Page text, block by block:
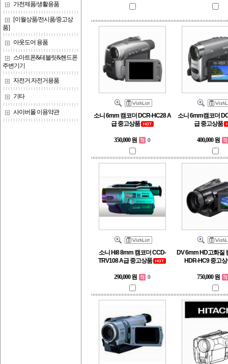
가전제품/생활용품
[이월상품/전시품/중고상
품]
아웃도어 용품
스마트폰&테블릿&핸드폰
주변기기
자전거.자전거용품
기타
사이버몰 이용약관
소니 6mm 캠코더 DCR-HC28 A
급 중고상품
350,000 원 0
소니 6mm캠코더
급 중고상품
400,000 원
소니 Hi8 8mm 캠코더 CCD-
TRV108 A급 중고상품
290,000 원 0
DV 6mm HD고화질
HDR-HC9 중고
750,000 원